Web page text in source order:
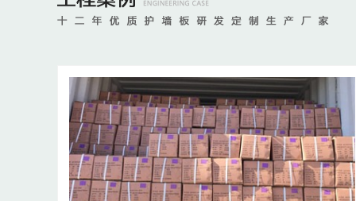
HB 1.97-2.03
1H 1.85-1.90